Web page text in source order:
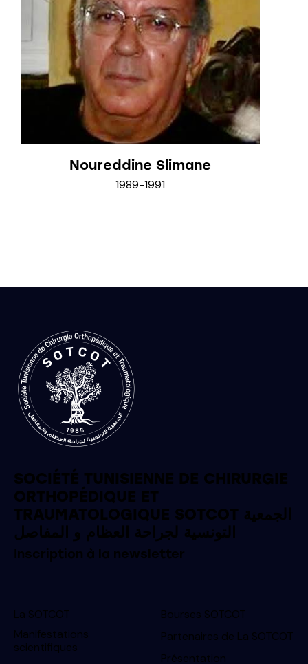
Noureddine Slimane
1989-1991
SOCIÉTÉ TUNISIENNE DE CHIRURGIE
ORTHOPÉDIQUE ET
TRAUMATOLOGIQUE SOTCOT الجمعية
التونسية لجراحة العظام و المفاصل
Inscription à la newsletter
La SOTCOT
Manifestations
scientifiques
Bourses SOTCOT
Partenaires de La SOTCOT
Présentation